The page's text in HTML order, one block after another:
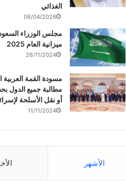
الغذائي
06/04/2026
مجلس الوزراء
ميزانية العام 2025
26/11/2024
مسودة القمة العربية
مطالبة جميع الدول
أو نقل الأسلحة
11/11/2024
الأشهر